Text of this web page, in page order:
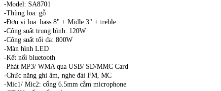
-Model: SA8701
-Thùng loa: gỗ
-Đơn vị loa: bass 8" + Midle 3" + treble
-Công suất trung bình: 120W
-Công suất tối đa: 800W
-Màn hình LED
-Kết nối bluetooth
-Phát MP3/ WMA qua USB/ SD/MMC Card
-Chức năng ghi âm, nghe đài FM, MC
-Mic1/ Mic2: cổng 6.5mm cắm microphone